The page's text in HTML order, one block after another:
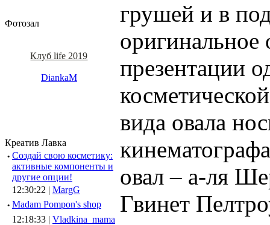
Фотозал
Клуб life 2019
DiankaM
Креатив Лавка
· Создай свою косметику:
активные компоненты и
другие опции!
12:30:22 | MargG
· Madam Pompon's shop
12:18:33 | Vladkina_mama
грушей и в
презентации
вида овала
овал – а-ля
Гвинет